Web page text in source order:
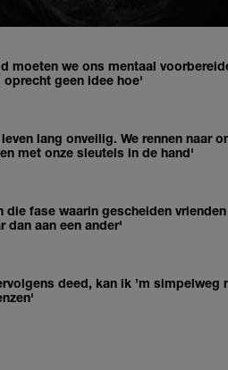
moeten we ons mentaal
geen idee hoe'
lang onveilig. We rennen naar
met onze sleutels in de hand'
die fase waarin gescheiden
dan aan een ander'
deed, kan ik ’m simpelweg